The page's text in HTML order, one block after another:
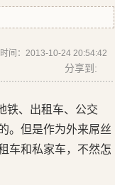
时间：2013-10-24 20:54:42
分享到:
铁、出租车、公交
。但是作为外来屌丝
车和私家车，不然怎